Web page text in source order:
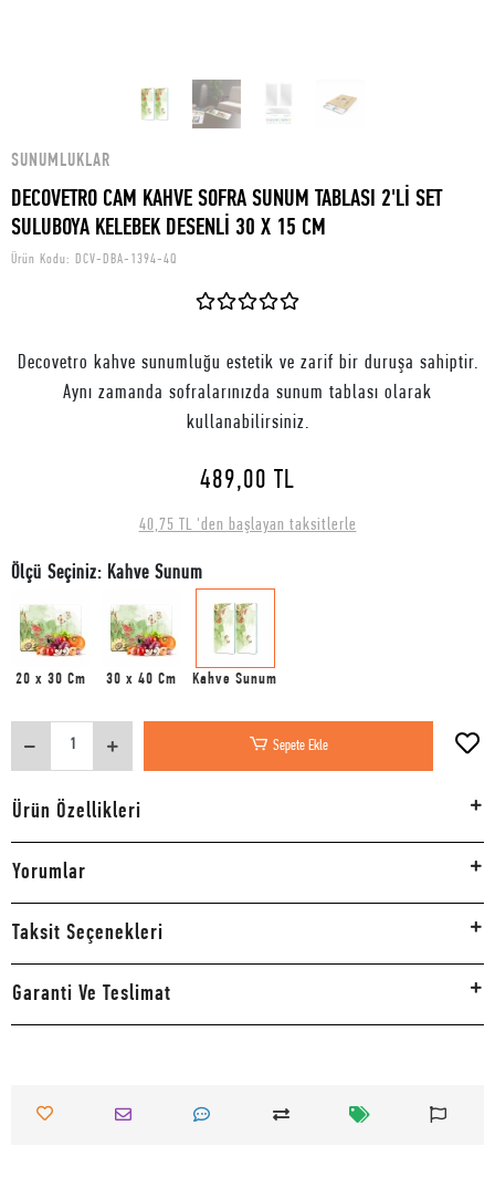
SUNUMLUKLAR
DECOVETRO CAM KAHVE SOFRA SUNUM TABLASI 2'Lİ SET
SULUBOYA KELEBEK DESENLİ 30 X 15 CM
Ürün Kodu: DCV-DBA-1394-4Q
Decovetro kahve sunumluğu estetik ve zarif bir duruşa sahiptir.
Aynı zamanda sofralarınızda sunum tablası olarak
kullanabilirsiniz.
489,00 TL
40,75 TL 'den başlayan taksitlerle
Ölçü Seçiniz: Kahve Sunum
20 x 30 Cm 30 x 40 Cm Kahve Sunum
Sepete Ekle
Ürün Özellikleri
Yorumlar
Taksit Seçenekleri
Garanti Ve Teslimat